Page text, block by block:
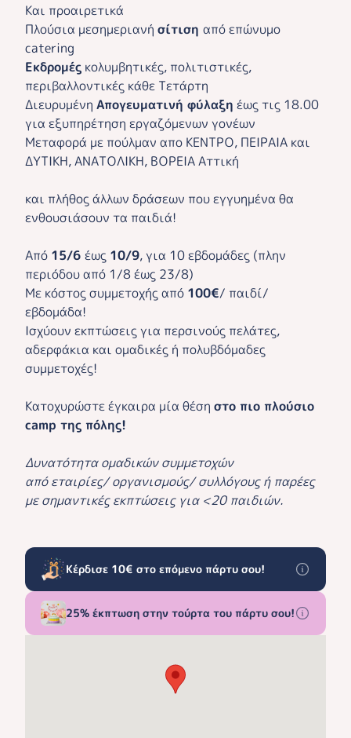
Και προαιρετικά
Πλούσια μεσημεριανή σίτιση από επώνυμο
catering
Εκδρομές κολυμβητικές, πολιτιστικές,
περιβαλλοντικές κάθε Τετάρτη
Διευρυμένη Απογευματινή φύλαξη έως τις 18.00
για εξυπηρέτηση εργαζόμενων γονέων
Μεταφορά με πούλμαν απο ΚΕΝΤΡΟ, ΠΕΙΡΑΙΑ και
ΔΥΤΙΚΗ, ΑΝΑΤΟΛΙΚΗ, ΒΟΡΕΙΑ Αττική
και πλήθος άλλων δράσεων που εγγυημένα θα
ενθουσιάσουν τα παιδιά!
Από 15/6 έως 10/9, για 10 εβδομάδες (πλην
περιόδου από 1/8 έως 23/8)
Με κόστος συμμετοχής από 100€/ παιδί/
εβδομάδα!
Ισχύουν εκπτώσεις για περσινούς πελάτες,
αδερφάκια και ομαδικές ή πολυβδόμαδες
συμμετοχές!
Κατοχυρώστε έγκαιρα μία θέση στο πιο πλούσιο
camp της πόλης!
Δυνατότητα ομαδικών συμμετοχών
από εταιρίες/ οργανισμούς/ συλλόγους ή παρέες
με σημαντικές εκπτώσεις για <20 παιδιών.
Κέρδισε 10€ στο επόμενο πάρτυ σου!
25% έκπτωση στην τούρτα του πάρτυ σου!